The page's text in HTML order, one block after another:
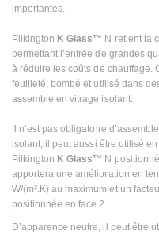
importantes.
Pilkington K Glass™ N retient la
permettant l’entrée de grandes
à réduire les coûts de chauffage.
feuilleté, bombé et utilisé dans
assemble en vitrage isolant.
Il n’est pas obligatoire
isolant, il peut aussi être utilisé
Pilkington K Glass™ N
apportera une amélioration en
W/(m².K) au maximum et un
positionnée en face 2.
D’apparence neutre, il peut être